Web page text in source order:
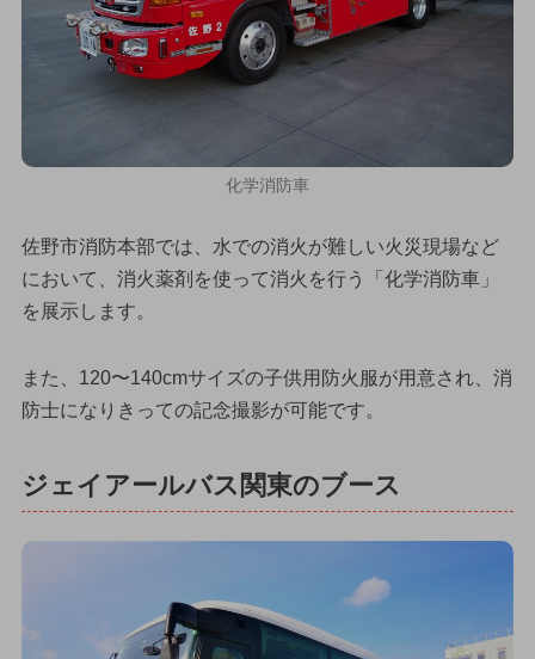
化学消防車
佐野市消防本部では、水での消火が難しい火災現場など
において、消火薬剤を使って消火を行う「化学消防車」
を展示します。
また、120〜140cmサイズの子供用防火服が用意され、消
防士になりきっての記念撮影が可能です。
ジェイアールバス関東のブース